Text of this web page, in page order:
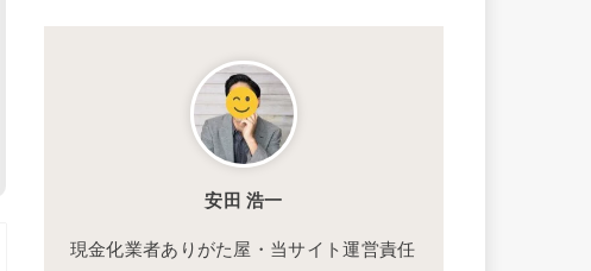
安田 浩一
現金化業者ありがた屋・当サイト運営責任